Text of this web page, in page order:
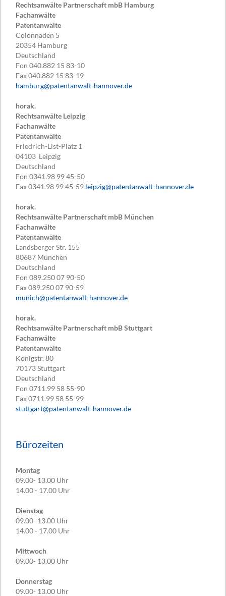
Rechtsanwälte Partnerschaft mbB Hamburg
Fachanwälte
Patentanwälte
Colonnaden 5
20354 Hamburg
Deutschland
Fon 040.882 15 83-10
Fax040.882 15 83-19
hamburg@patentanwalt-hannover.de
horak.
Rechtsanwälte Leipzig
Fachanwälte
Patentanwälte
Friedrich-List-Platz 1
04103 Leipzig
Deutschland
Fon 0341.98 99 45-50
Fax0341.98 99 45-59 leipzig@patentanwalt-hannover.de
horak.
Rechtsanwälte Partnerschaft mbB München
Fachanwälte
Patentanwälte
Landsberger Str. 155
80687 München
Deutschland
Fon 089.250 07 90-50
Fax089.250 07 90-59
munich@patentanwalt-hannover.de
horak.
Rechtsanwälte Partnerschaft mbB Stuttgart
Fachanwälte
Patentanwälte
Königstr. 80
70173Stuttgart
Deutschland
Fon 0711.99 58 55-90
Fax0711.99 58 55-99
stuttgart@patentanwalt-hannover.de
Bürozeiten
Montag
09.00- 13.00 Uhr
14.00 - 17.00 Uhr
Dienstag
09.00- 13.00 Uhr
14.00 - 17.00 Uhr
Mittwoch
09.00- 13.00 Uhr
Donnerstag
09.00- 13.00 Uhr